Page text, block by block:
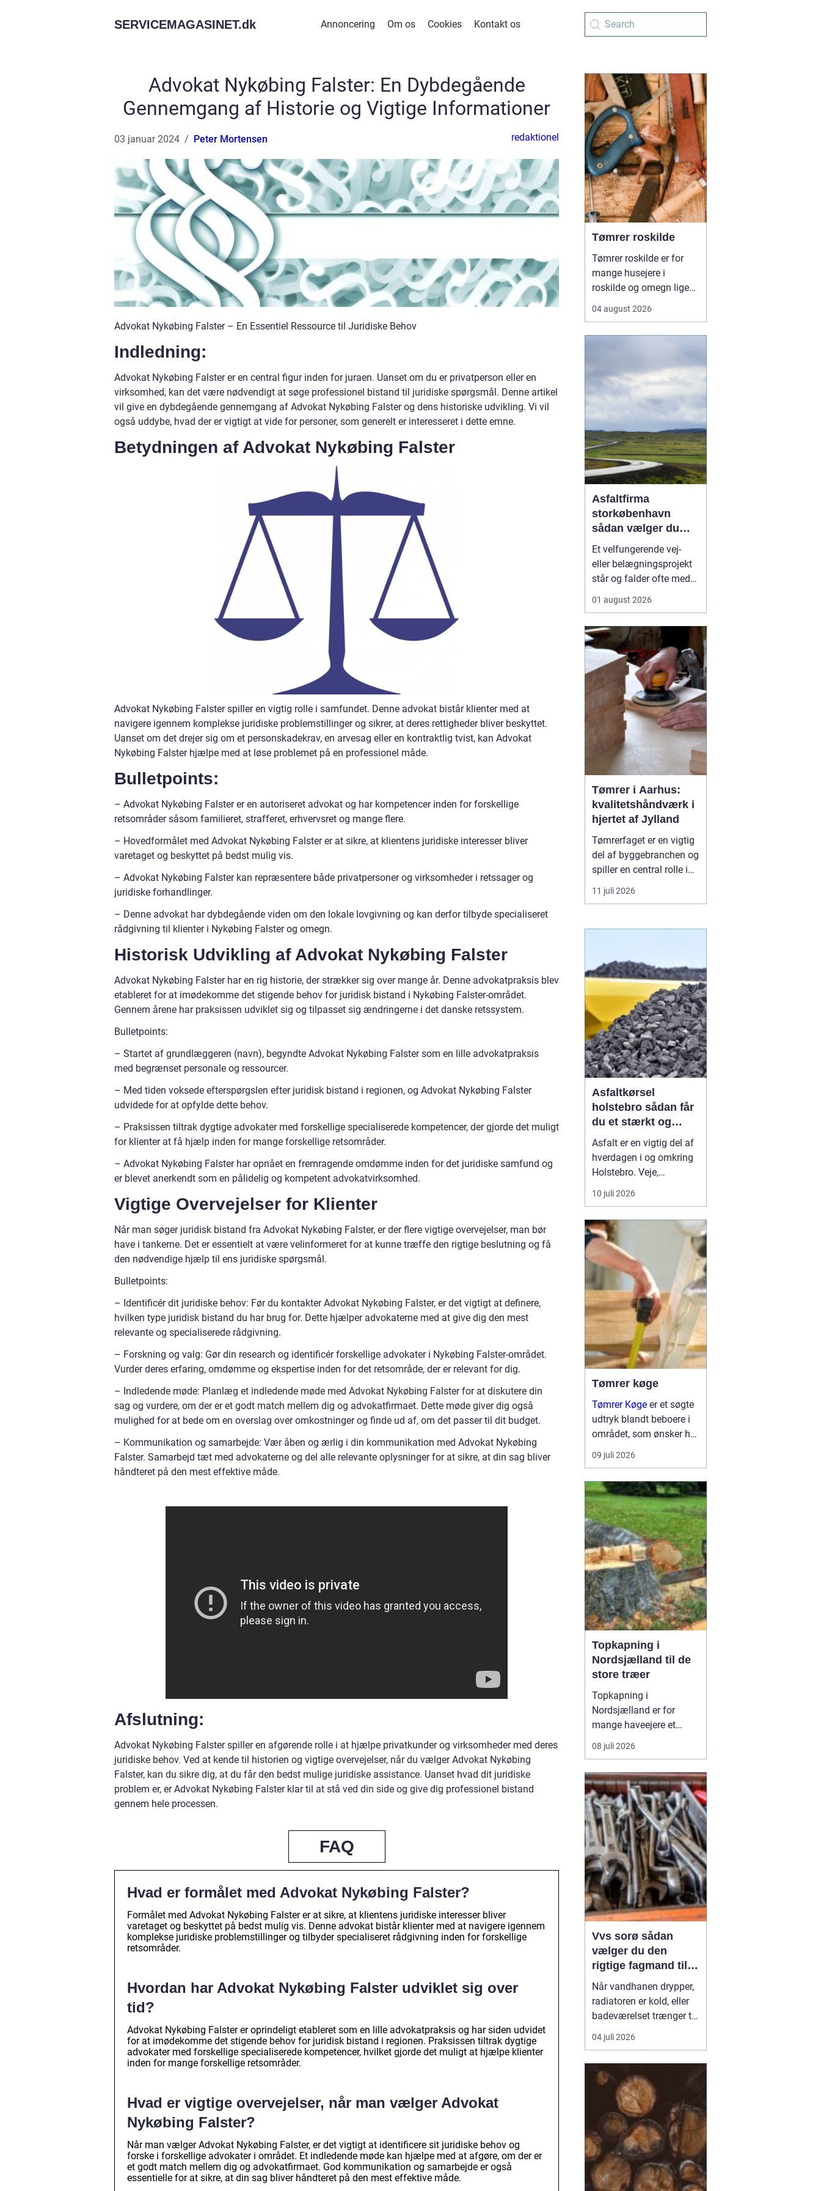
SERVICEMAGASINET.dk Annoncering Om os Cookies Kontakt os
Advokat Nykøbing Falster: En Dybdegående
Gennemgang af Historie og Vigtige Informationer
03 januar 2024 Peter Mortensen redaktionel
Advokat Nykøbing Falster – En Essentiel Ressource til Juridiske Behov
Indledning:
Advokat Nykøbing Falster er en central figur inden for juraen. Uanset om du er privatperson eller en
virksomhed, kan det være nødvendigt at søge professionel bistand til juridiske spørgsmål. Denne artikel
vil give en dybdegående gennemgang af Advokat Nykøbing Falster og dens historiske udvikling. Vi vil
også uddybe, hvad der er vigtigt at vide for personer, som generelt er interesseret i dette emne.
Betydningen af Advokat Nykøbing Falster
Advokat Nykøbing Falster spiller en vigtig rolle i samfundet. Denne advokat bistår klienter med at
navigere igennem komplekse juridiske problemstillinger og sikrer, at deres rettigheder bliver beskyttet.
Uanset om det drejer sig om et personskadekrav, en arvesag eller en kontraktlig tvist, kan Advokat
Nykøbing Falster hjælpe med at løse problemet på en professionel måde.
Bulletpoints:
– Advokat Nykøbing Falster er en autoriseret advokat og har kompetencer inden for forskellige
retsområder såsom familieret, strafferet, erhvervsret og mange flere.
– Hovedformålet med Advokat Nykøbing Falster er at sikre, at klientens juridiske interesser bliver
varetaget og beskyttet på bedst mulig vis.
– Advokat Nykøbing Falster kan repræsentere både privatpersoner og virksomheder i retssager og
juridiske forhandlinger.
– Denne advokat har dybdegående viden om den lokale lovgivning og kan derfor tilbyde specialiseret
rådgivning til klienter i Nykøbing Falster og omegn.
Historisk Udvikling af Advokat Nykøbing Falster
Advokat Nykøbing Falster har en rig historie, der strækker sig over mange år. Denne advokatpraksis blev
etableret for at imødekomme det stigende behov for juridisk bistand i Nykøbing Falster-området.
Gennem årene har praksissen udviklet sig og tilpasset sig ændringerne i det danske retssystem.
Bulletpoints:
– Startet af grundlæggeren (navn), begyndte Advokat Nykøbing Falster som en lille advokatpraksis
med begrænset personale og ressourcer.
– Med tiden voksede efterspørgslen efter juridisk bistand i regionen, og Advokat Nykøbing Falster
udvidede for at opfylde dette behov.
– Praksissen tiltrak dygtige advokater med forskellige specialiserede kompetencer, der gjorde det muligt
for klienter at få hjælp inden for mange forskellige retsområder.
– Advokat Nykøbing Falster har opnået en fremragende omdømme inden for det juridiske samfund og
er blevet anerkendt som en pålidelig og kompetent advokatvirksomhed.
Vigtige Overvejelser for Klienter
Når man søger juridisk bistand fra Advokat Nykøbing Falster, er der flere vigtige overvejelser, man bør
have i tankerne. Det er essentielt at være velinformeret for at kunne træffe den rigtige beslutning og få
den nødvendige hjælp til ens juridiske spørgsmål.
Bulletpoints:
– Identificér dit juridiske behov: Før du kontakter Advokat Nykøbing Falster, er det vigtigt at definere,
hvilken type juridisk bistand du har brug for. Dette hjælper advokaterne med at give dig den mest
relevante og specialiserede rådgivning.
– Forskning og valg: Gør din research og identificér forskellige advokater i Nykøbing Falster-området.
Vurder deres erfaring, omdømme og ekspertise inden for det retsområde, der er relevant for dig.
– Indledende møde: Planlæg et indledende møde med Advokat Nykøbing Falster for at diskutere din
sag og vurdere, om der er et godt match mellem dig og advokatfirmaet. Dette møde giver dig også
mulighed for at bede om en overslag over omkostninger og finde ud af, om det passer til dit budget.
– Kommunikation og samarbejde: Vær åben og ærlig i din kommunikation med Advokat Nykøbing
Falster. Samarbejd tæt med advokaterne og del alle relevante oplysninger for at sikre, at din sag bliver
håndteret på den mest effektive måde.
Afslutning:
Advokat Nykøbing Falster spiller en afgørende rolle i at hjælpe privatkunder og virksomheder med deres
juridiske behov. Ved at kende til historien og vigtige overvejelser, når du vælger Advokat Nykøbing
Falster, kan du sikre dig, at du får den bedst mulige juridiske assistance. Uanset hvad dit juridiske
problem er, er Advokat Nykøbing Falster klar til at stå ved din side og give dig professionel bistand
gennem hele processen.
FAQ
Hvad er formålet med Advokat Nykøbing Falster?
Formålet med Advokat Nykøbing Falster er at sikre, at klientens juridiske interesser bliver
varetaget og beskyttet på bedst mulig vis. Denne advokat bistår klienter med at navigere igennem
komplekse juridiske problemstillinger og tilbyder specialiseret rådgivning inden for forskellige
retsområder.
Hvordan har Advokat Nykøbing Falster udviklet sig over
tid?
Advokat Nykøbing Falster er oprindeligt etableret som en lille advokatpraksis og har siden udvidet
for at imødekomme det stigende behov for juridisk bistand i regionen. Praksissen tiltrak dygtige
advokater med forskellige specialiserede kompetencer, hvilket gjorde det muligt at hjælpe klienter
inden for mange forskellige retsområder.
Hvad er vigtige overvejelser, når man vælger Advokat
Nykøbing Falster?
Når man vælger Advokat Nykøbing Falster, er det vigtigt at identificere sit juridiske behov og
forske i forskellige advokater i området. Et indledende møde kan hjælpe med at afgøre, om der er
et godt match mellem dig og advokatfirmaet. God kommunikation og samarbejde er også
essentielle for at sikre, at din sag bliver håndteret på den mest effektive måde.
Tømrer roskilde
Tømrer roskilde er for
mange husejere i
roskilde og omegn ligeså
en håndværker, fordi
løsning der holder i
mange år. Valg af tømrer
roskild...
04 august 2026
Asfaltfirma
storkøbenhavn
sådan vælger du
den rette
samarbejdspartner
Et velfungerende vej-
eller belægningsprojekt
står og falder ofte med
Storkøbenhavn er
er tæt, tidsplanerne
stramme, og pladsen på
byggepladserne er ofte
begrænset. Derfor har
entreprenører,
virksomhed...
01 august 2026
Tømrer i Aarhus:
kvalitetshåndværk i
hjertet af Jylland
Tømrerfaget er en vigtig
del af byggebranchen og
spiller en central rolle i
både nybyggeri,
renovering og
boliger og
Aarhus er der stor
aktivitet inden for
byggeri, og derfor er der
løbende ...
11 juli 2026
Asfaltkørsel
holstebro sådan får
du et stærkt og
holdbart underlag
Asfalt er en vigtig del af
hverdagen i og omkring
Holstebro. Veje,
indkørsler,
parkeringspladser og
kun optimalt, hvis
asfalten er lagt korrekt
og kørt ud på den rigtige
måde. Mange tænker
mest på selve asfalten,
men asfaltkø...
10 juli 2026
Tømrer køge
Tømrer Køge er et søgte
udtryk blandt beboere i
området, som ønsker høj
kvalitet, troværdighed og
gennemført håndværk til
renoveringsopgaver.
Mange husejere i køge
står med drømme om
nyt...
09 juli 2026
Topkapning i
Nordsjælland til de
store træer
Topkapning i
Nordsjælland er for
mange haveejere et
nødvendigt skridt, når
store træer skaber
fare for skader på huse
og haver. Mange træer i
området er gamle, høje
og placeret ...
08 juli 2026
Vvs sorø sådan
vælger du den
rigtige fagmand til
vand, varme og
energi
Når vandhanen drypper,
radiatoren er kold, eller
badeværelset trænger til
en gennemgribende
renovering, kan det
bøvlet, hvis arbejdet ikke
bliver gjort rigtigt første
gang. Derfor giver det
god mening at bruge en
lokal, aut...
04 juli 2026